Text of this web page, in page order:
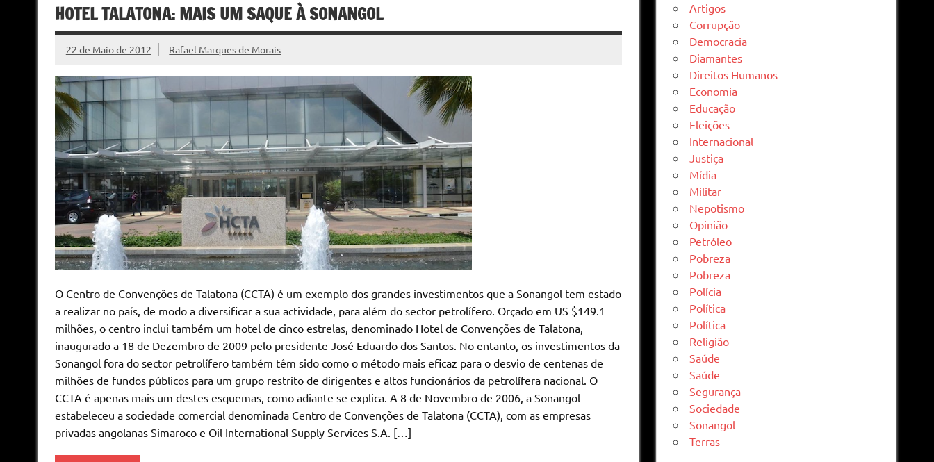
HOTEL TALATONA: MAIS UM SAQUE À SONANGOL
22 de Maio de 2012 Rafael Marques de Morais
O Centro de Convenções de Talatona (CCTA) é um exemplo dos grandes investimentos que a Sonangol tem estado
a realizar no país, de modo a diversificar a sua actividade, para além do sector petrolífero. Orçado em US $149.1
milhões, o centro inclui também um hotel de cinco estrelas, denominado Hotel de Convenções de Talatona,
inaugurado a 18 de Dezembro de 2009 pelo presidente José Eduardo dos Santos. No entanto, os investimentos da
Sonangol fora do sector petrolífero também têm sido como o método mais eficaz para o desvio de centenas de
milhões de fundos públicos para um grupo restrito de dirigentes e altos funcionários da petrolífera nacional. O
CCTA é apenas mais um destes esquemas, como adiante se explica. A 8 de Novembro de 2006, a Sonangol
estabeleceu a sociedade comercial denominada Centro de Convenções de Talatona (CCTA), com as empresas
privadas angolanas Simaroco e Oil International Supply Services S.A. […]
Artigos
Corrupção
Democracia
Diamantes
Direitos Humanos
Economia
Educação
Eleições
Internacional
Justiça
Mídia
Militar
Nepotismo
Opinião
Petróleo
Pobreza
Pobreza
Polícia
Política
Política
Religião
Saúde
Saúde
Segurança
Sociedade
Sonangol
Terras